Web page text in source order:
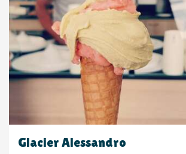
Glacier Alessandro